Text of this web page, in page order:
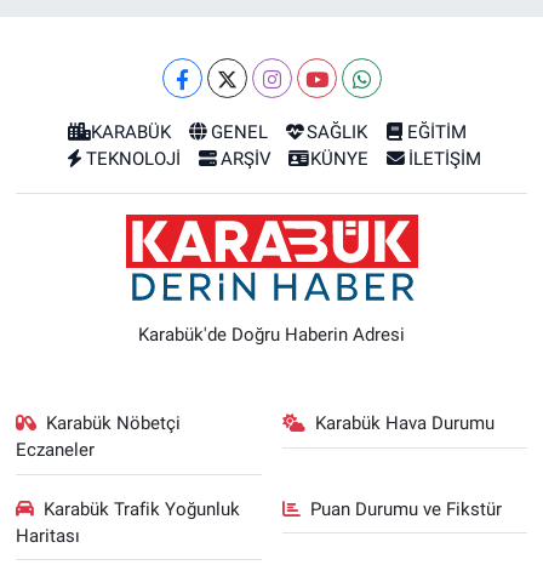
KARABÜK GENEL SAĞLIK
EĞİTİM
TEKNOLOJİ
ARŞİV KÜNYE İLETİŞİM
Karabük'de Doğru Haberin Adresi
Karabük Nöbetçi
Eczaneler
Karabük Hava Durumu
Karabük Trafik Yoğunluk
Haritası
Puan Durumu ve Fikstür